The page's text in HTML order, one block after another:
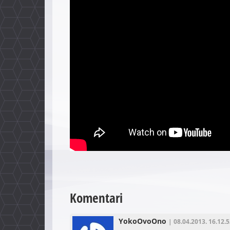
Komentari
YokoOvoOno | 08.04.2013.